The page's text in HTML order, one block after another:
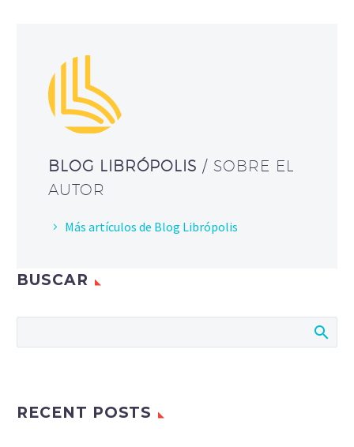
BLOG LIBRÓPOLIS / SOBRE EL
AUTOR
Más artículos de Blog Librópolis
BUSCAR
RECENT POSTS